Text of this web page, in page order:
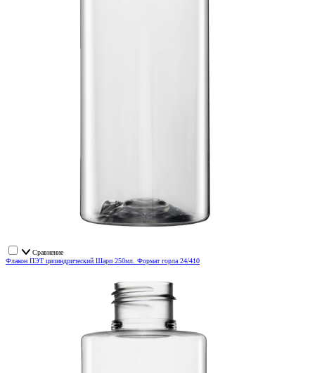
Сравнение
Флакон ПЭТ цилиндрический Шарп 250мл. Формат горла 24/410